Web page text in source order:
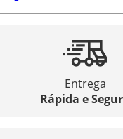
Entrega
Rápida e